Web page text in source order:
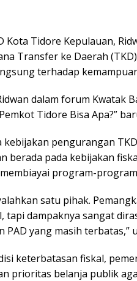
Kota Tidore Kepulauan,
Transfer ke Daerah
terhadap
dalam forum Kwatak
Tidore Bisa Apa?”
kebijakan pengurangan
berada pada kebijakan
program-
satu pihak.
tapi dampaknya sangat
yang masih terbatas,”
keterbatasan fiskal,
prioritas belanja publik